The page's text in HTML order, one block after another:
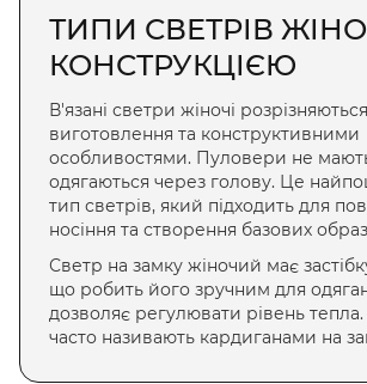
ТИПИ СВЕТРІВ
КОНСТРУКЦІЄЮ
В'язані светри жіночі
виготовлення та конструктивними
особливостями. Пуловери не мають
одягаються через голову. Це
тип светрів, який підходить для
носіння та створення базових
Светр на замку жіночий має
що робить його зручним для
дозволяє регулювати рівень тепла.
часто називають кардиганами на